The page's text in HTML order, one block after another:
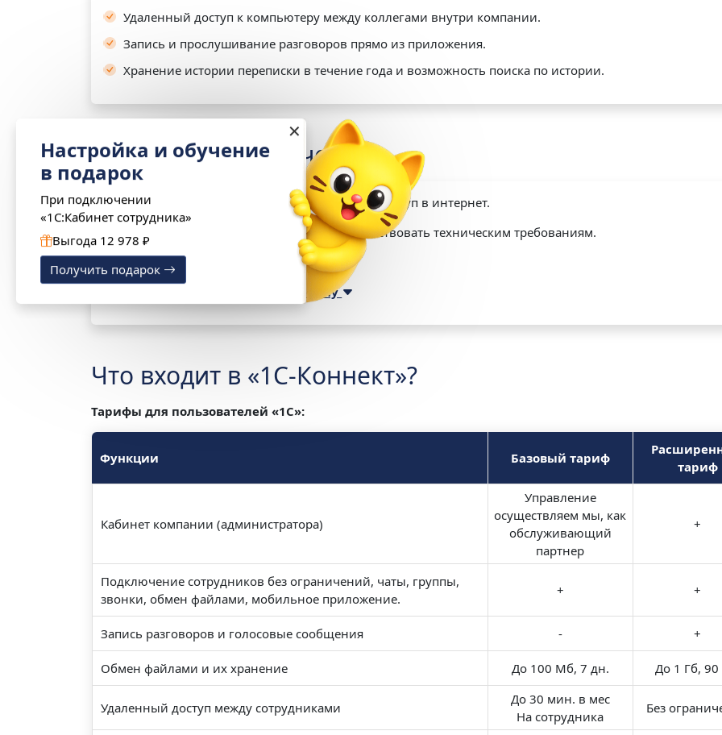
Удаленный доступ к компьютеру между коллегами внутри компании.
Запись и прослушивание разговоров прямо из приложения.
Хранение истории переписки в течение года и возможность поиска по истории.
Условия и ограничения
Для работы сервиса «1С-Коннект» необходим доступ в интернет.
Ваш телефон или компьютер должны соответствовать техническим требованиям.
Требования к компьютеру
Требования к мобильному телефону
Что входит в «1С-Коннект»?
Тарифы для пользователей «1С»:
Функции Базовый тариф
тариф
Кабинет компании (администратора)
Управление
осуществляем мы, как
обслуживающий
партнер
+
Подключение сотрудников без ограничений, чаты, группы,
звонки, обмен файлами, мобильное приложение.
+ +
Запись разговоров и голосовые сообщения - +
Обмен файлами и их хранение До 100 Мб, 7 дн. До 1 Гб, 90
Удаленный доступ между сотрудниками
До 30 мин. в мес
На сотрудника
Без
✕
Настройка и обучение
в подарок
При подключении
«1С:Кабинет сотрудника»
Выгода 12 978 ₽
Получить подарок